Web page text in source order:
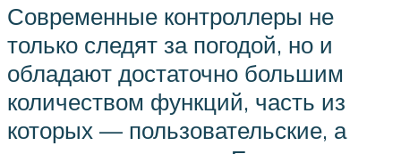
Современные контроллеры не
только следят за погодой, но и
обладают достаточно большим
количеством функций, часть из
которых — пользовательские, а